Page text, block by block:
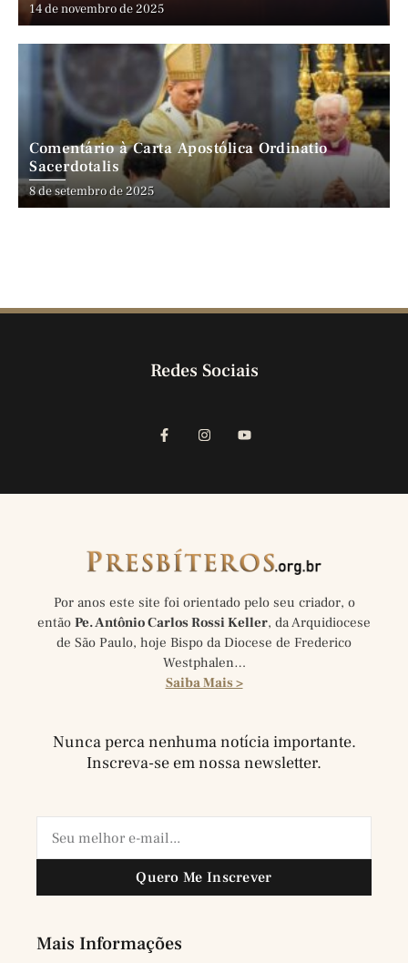
14 de novembro de 2025
Comentário à Carta Apostólica Ordinatio
Sacerdotalis
8 de setembro de 2025
Redes Sociais
Por anos este site foi orientado pelo seu criador, o
então Pe. Antônio Carlos Rossi Keller, da Arquidiocese
de São Paulo, hoje Bispo da Diocese de Frederico
Westphalen…
Saiba Mais >
Nunca perca nenhuma notícia importante.
Inscreva-se em nossa newsletter.
Quero Me Inscrever
Mais Informações